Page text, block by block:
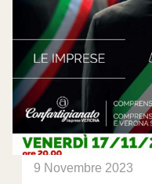
9 Novembre 2023